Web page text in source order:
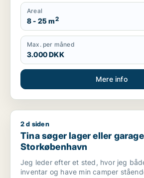
Areal
8 - 25 m2
Max. per måned
3.000 DKK
Mere info
Tina søger lager eller garage til leje i
2 d siden
Tina søger lager eller
Storkøbenhavn
Jeg leder efter et sted, hvor jeg
inventar og have min camper